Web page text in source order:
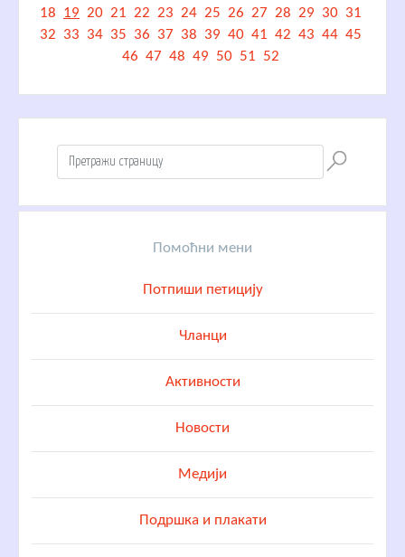
18 19 20 21 22 23 24 25 26 27 28 29 30 31
32 33 34 35 36 37 38 39 40 41 42 43 44 45
46 47 48 49 50 51 52
Помоћни мени
Потпиши петицију
Чланци
Активности
Новости
Медији
Подршка и плакати